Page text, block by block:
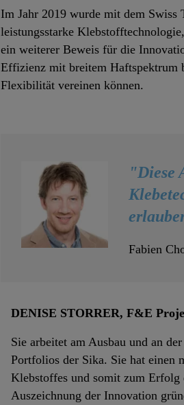
Im Jahr 2019 wurde mit dem Swiss
leistungsstarke
ein weiterer Beweis für die
Effizienz mit breitem Haftspektrum
Flexibilität vereinen können.
"Diese
Fabien
DENISE STORRER, F&E
Sie arbeitet am Ausbau und an
Portfolios der Sika. Sie hat einen
Klebstoffes und somit zum Erfolg
Auszeichnung der Innovation